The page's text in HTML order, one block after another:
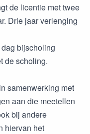
de licentie met twee
Drie jaar verlenging
bijscholing
de scholing.
samenwerking met
aan die meetellen
bij andere
hiervan het